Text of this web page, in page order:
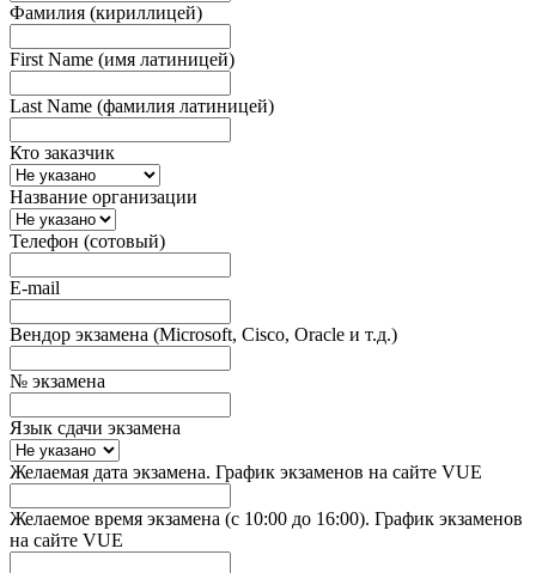
Фамилия (кириллицей)
First Name (имя латиницей)
Last Name (фамилия латиницей)
Кто заказчик
Название организации
Телефон (сотовый)
E-mail
Вендор экзамена (Microsoft, Cisco, Oracle и т.д.)
№ экзамена
Язык сдачи экзамена
Желаемая дата экзамена. График экзаменов на сайте VUE
Желаемое время экзамена (с 10:00 до 16:00). График экзаменов
на сайте VUE